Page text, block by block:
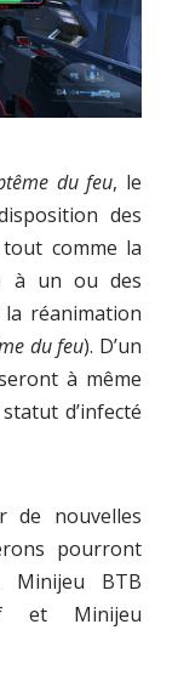
du feu, le
des
comme la
à un ou des
réanimation
du feu). D’un
à même
d’infecté
de nouvelles
pourront
Minijeu BTB
et Minijeu